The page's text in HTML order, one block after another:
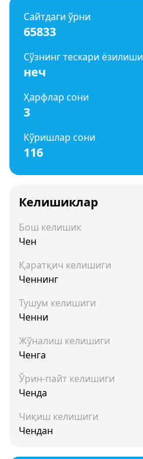
Сайтдаги ўрни
65833
Сўзнинг тескари ёзилиши
неч
Ҳарфлар сони
3
Кўришлар сони
116
Келишиклар
Бош келишик
Чен
Қаратқич келишиги
Ченнинг
Тушум келишиги
Ченни
Жўналиш келишиги
Ченга
Ўрин-пайт келишиги
Ченда
Чиқиш келишиги
Чендан